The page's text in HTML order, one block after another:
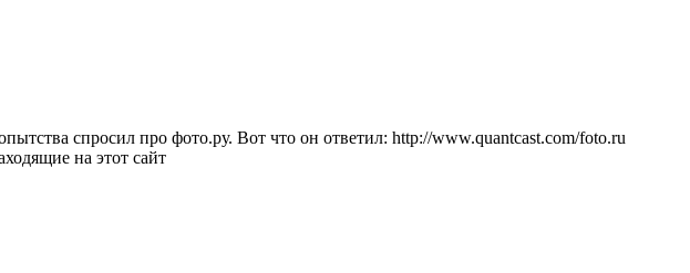
спросил про фото.ру. Вот что он ответил: http://www.quantcast.com/foto.ru
на этот сайт